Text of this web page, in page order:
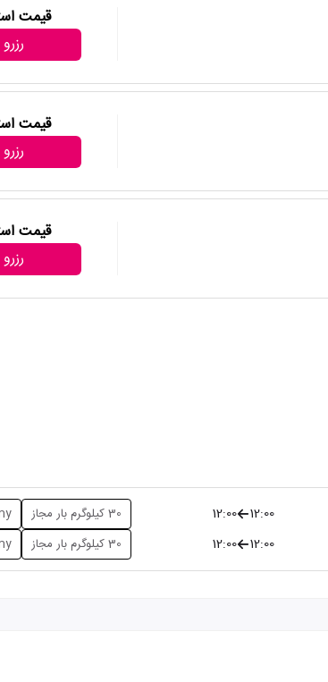
قیمت
قیمت
قیمت
12:00
12:00 30 کیلوگرم بار مجاز
12:00
12:00 30 کیلوگرم بار مجاز